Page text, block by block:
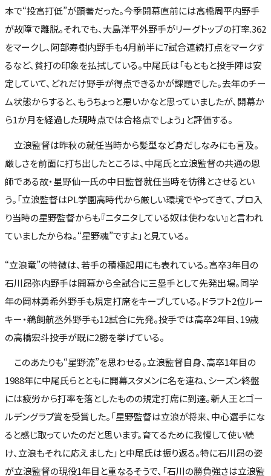
本で“投高打低”が顕著だった。今季開幕直前には高橋周平内野手
が故障で離脱。それでも、大島洋平外野手がリーグトップの打率.362
をマークし、阿部寿樹内野手も4月前半に7試合連続打点をマークす
るなど、貧打の印象を払拭している。中尾氏は「もともと投手陣は安
定していて、どれだけ野手が得点できるかが課題でした。去年のチー
ム状態からすると、もうちょっと悪いかなと思っていましたが、開幕か
ら1か月を経過した現時点では合格点でしょう」と評価する。
立浪監督は昨秋の就任当時から髪型など身だしなみにも言及。
厳しさを前面に打ち出したところは、中尾氏と立浪監督の共通の恩
師である故・星野仙一氏の中日監督就任当時を彷彿とさせるとい
う。「立浪監督はPL学園高時代から厳しい環境でやってきて、プロ入
り当時の星野監督からも『ニタニタしている奴は使わない』と言われ
ていましたからね。“星野魂”ですよ」と見ている。
“立浪竜”の特徴は、若手の積極起用にも表れている。高卒3年目の
石川昂弥内野手は開幕から全試合に三塁手として先発出場。同学
年の岡林勇希外野手も規定打席をキープしている。ドラフト2位ルー
キー・鵜飼航丞外野手も12試合に先発。投手では高卒2年目、19歳
の高橋宏斗投手が既に2勝を挙げている。
このあたりも“星野流”を思わせる。立浪監督自身、高卒1年目の
1988年に中尾氏らとともに開幕スタメンに名を連ね、シーズン終盤
には疲労から打率を落としたものの規定打席に到達。新人王とゴー
ルデングラブ賞を受賞した。「星野監督は立浪が将来、中心選手にな
ると感じ取っていたのだと思います。育てるために我慢して使い続
け、立浪もそれに応えました」と中尾氏は振り返る。特に石川昂の姿
が立浪監督の現役1年目と重なるそうで、「石川の勝負強さは立浪監